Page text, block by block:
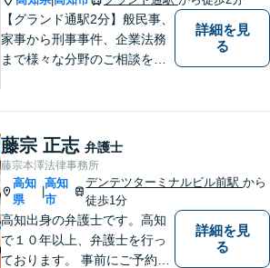
【グランド通駅2分】般民事、
家事から刑事事件、企業法務
まで様々な分野のご相談を受
詳細を見
る
藤宗 正志 弁護士
藤宗本澤法律事務所
高知
県
|
高知
市
デンテツターミナルビル前駅から
徒歩1分
高知出身の弁護士です。高知
で１０年以上、弁護士を行っ
ております。 事前にご予約を
詳細を見
る